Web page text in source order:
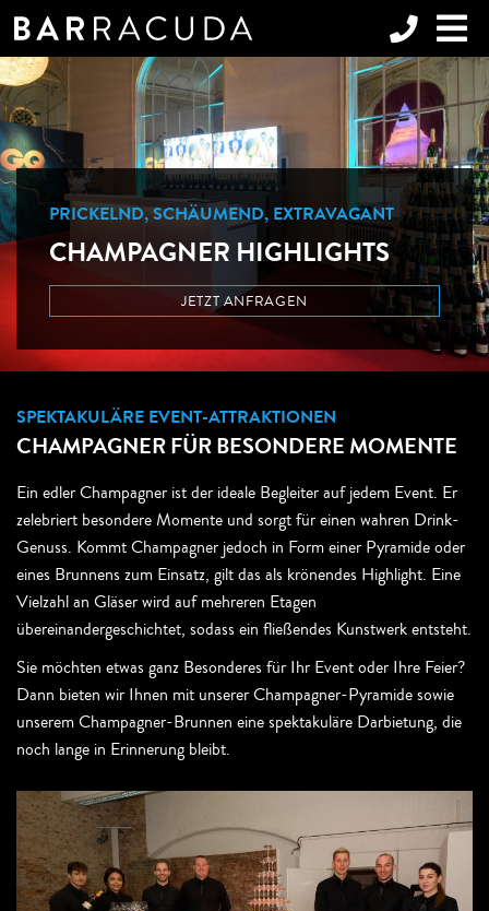
PRICKELND, SCHÄUMEND, EXTRAVAGANT
CHAMPAGNER HIGHLIGHTS
JETZT ANFRAGEN
SPEKTAKULÄRE EVENT-ATTRAKTIONEN
CHAMPAGNER FÜR BESONDERE MOMENTE
Ein edler Champagner ist der ideale Begleiter auf jedem Event. Er
zelebriert besondere Momente und sorgt für einen wahren Drink-
Genuss. Kommt Champagner jedoch in Form einer Pyramide oder
eines Brunnens zum Einsatz, gilt das als krönendes Highlight. Eine
Vielzahl an Gläser wird auf mehreren Etagen
übereinandergeschichtet, sodass ein fließendes Kunstwerk entsteht.
Sie möchten etwas ganz Besonderes für Ihr Event oder Ihre Feier?
Dann bieten wir Ihnen mit unserer Champagner-Pyramide sowie
unserem Champagner-Brunnen eine spektakuläre Darbietung, die
noch lange in Erinnerung bleibt.